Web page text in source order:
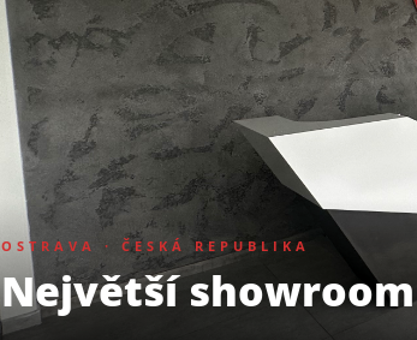
OSTRAVA · ČESKÁ REPUBLIKA
Největší